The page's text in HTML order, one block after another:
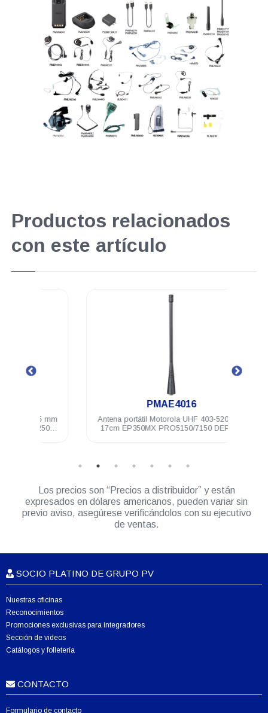
Productos relacionados
con este artículo
PMAE4016
Antena portátil Motorola UHF 403-520 Mhz
17cm EP350MX PRO5150/7150 DEP250
Los precios son “Precios a distribuidor” y están
expresados en dólares americanos, pueden variar sin
previo aviso, asegúrese verificándolos con su ejecutivo
de ventas.
SOCIO PLATINO DE GRUPO PV
Nuestras oficinas
Reconocimientos
Promociones exclusivas para integradores
Sección de videos
Catálogos y folletería
CONTACTO
Formulario de contacto